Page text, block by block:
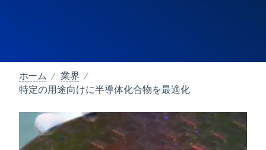
ホーム
業界
特定の用途向けに半導体化合物を最適化